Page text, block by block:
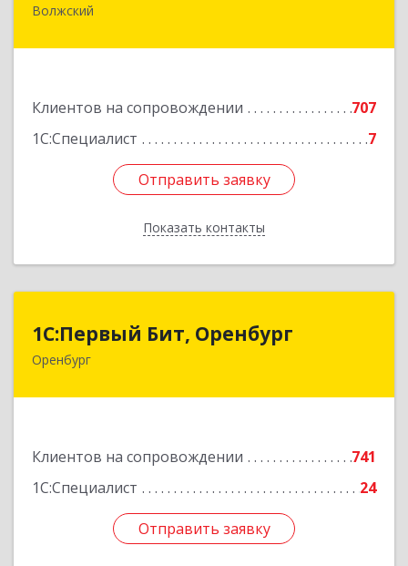
Волжский
Клиентов на сопровождении
707
1С:Специалист
7
Отправить заявку
Показать контакты
404120, Волгоградская обл, Волжский г, им
Отправить заявку
Назад
1С:Первый Бит, Оренбург
Оренбург
Клиентов на сопровождении
741
1С:Специалист
24
Отправить заявку
1С:Первый Бит, Оренбург
460044, Оренбургская обл, Оренбург, Березка
Отправить заявку